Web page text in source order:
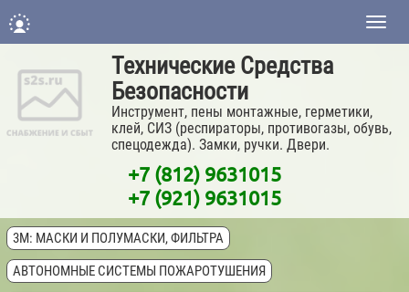
Технические Средства
Безопасности
Инструмент, пены монтажные, герметики,
клей, СИЗ (респираторы, противогазы, обувь,
спецодежда). Замки, ручки. Двери.
+7 (812) 9631015
+7 (921) 9631015
3M: МАСКИ И ПОЛУМАСКИ, ФИЛЬТРА
АВТОНОМНЫЕ СИСТЕМЫ ПОЖАРОТУШЕНИЯ